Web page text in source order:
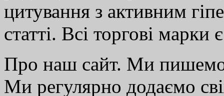
цитування з активним
статті. Всі торгові марки
Про наш сайт. Ми
Ми регулярно додаємо